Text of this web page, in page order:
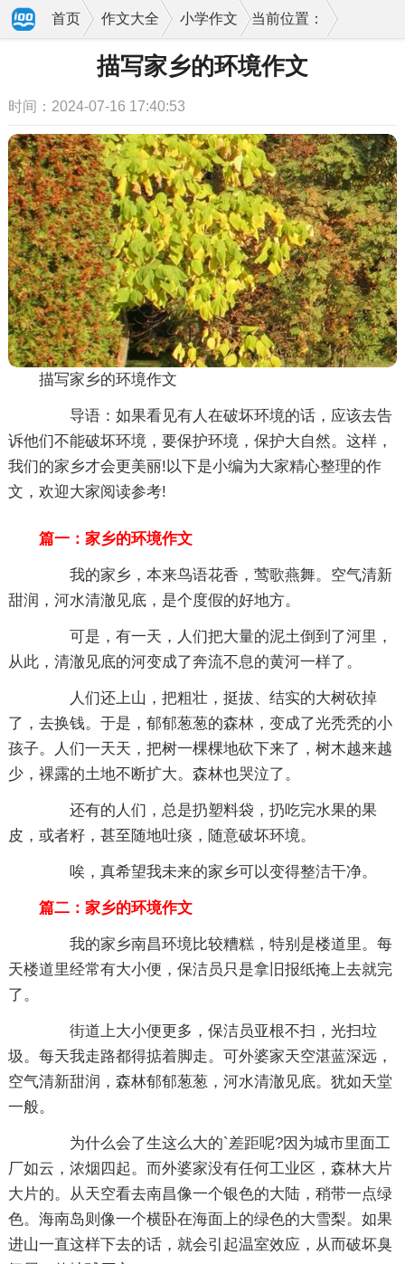
当前位置：
首页 作文大全 小学作文
描写家乡的环境作文
时间：2024-07-16 17:40:53
描写家乡的环境作文
导语：如果看见有人在破坏环境的话，应该去告
诉他们不能破坏环境，要保护环境，保护大自然。这样，
我们的家乡才会更美丽!以下是小编为大家精心整理的作
文，欢迎大家阅读参考!
篇一：家乡的环境作文
我的家乡，本来鸟语花香，莺歌燕舞。空气清新
甜润，河水清澈见底，是个度假的好地方。
可是，有一天，人们把大量的泥土倒到了河里，
从此，清澈见底的河变成了奔流不息的黄河一样了。
人们还上山，把粗壮，挺拔、结实的大树砍掉
了，去换钱。于是，郁郁葱葱的森林，变成了光秃秃的小
孩子。人们一天天，把树一棵棵地砍下来了，树木越来越
少，裸露的土地不断扩大。森林也哭泣了。
还有的人们，总是扔塑料袋，扔吃完水果的果
皮，或者籽，甚至随地吐痰，随意破坏环境。
唉，真希望我未来的家乡可以变得整洁干净。
篇二：家乡的环境作文
我的家乡南昌环境比较糟糕，特别是楼道里。每
天楼道里经常有大小便，保洁员只是拿旧报纸掩上去就完
了。
街道上大小便更多，保洁员亚根不扫，光扫垃
圾。每天我走路都得掂着脚走。可外婆家天空湛蓝深远，
空气清新甜润，森林郁郁葱葱，河水清澈见底。犹如天堂
一般。
为什么会了生这么大的`差距呢?因为城市里面工
厂如云，浓烟四起。而外婆家没有任何工业区，森林大片
大片的。从天空看去南昌像一个银色的大陆，稍带一点绿
色。海南岛则像一个横卧在海面上的绿色的大雪梨。如果
进山一直这样下去的话，就会引起温室效应，从而破坏臭